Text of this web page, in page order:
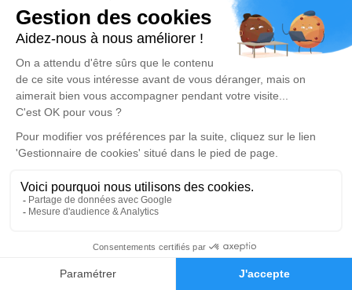
Faire-part Hommages
anecdote ou exprimer vos pensées à travers des
poèmes ou des textes. Cet endroit est un lieu
d'expression dédié à honorer la mémoire de Marianne
LECERF.
Un service de plantation d’arbre hommage est
disponible ici
Cérémonie religieuse
Église Saint Barthélemy d'Oignies
Place de la IVe République